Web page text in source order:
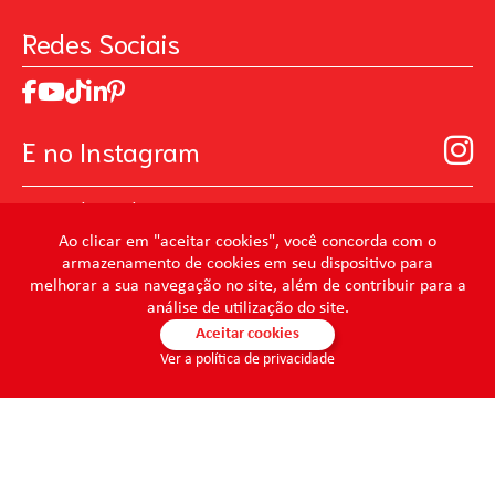
Ao clicar em "aceitar cookies", você concorda com o
armazenamento de cookies em seu dispositivo para
melhorar a sua navegação no site, além de contribuir para a
análise de utilização do site.
Aceitar cookies
Ver a política de privacidade
Trabalhe Conosco
Relatório de Sustentabilidade 2025
Código de ética
Acionistas
Prevenir Não Dói
Pintando o Futuro
MasterChef
Art Of Love
Seja um distribuidor de Limpeza Profissional
Redes Sociais
E no Instagram
@condorbeleza
@condorlimpeza
@condorhigienebucal
@condorpinturaimobiliaria
@condorpinturaartistica
@condorlimpezaprofissional